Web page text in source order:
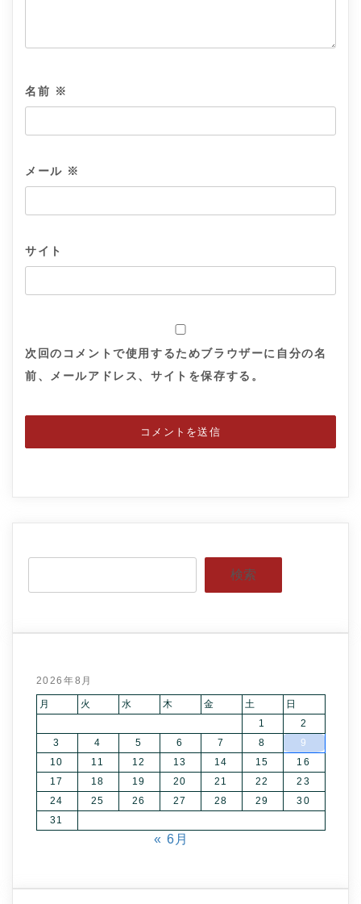
名前 ※
メール ※
サイト
次回のコメントで使用するためブラウザーに自分の名
前、メールアドレス、サイトを保存する。
検索
2026年8月
月 火 水 木 金 土
日
1
2
3
4 5 6 7 8
9
10
11 12 13 14 15
16
17
18 19 20 21 22
23
24
25 26 27 28 29
30
31
« 6月